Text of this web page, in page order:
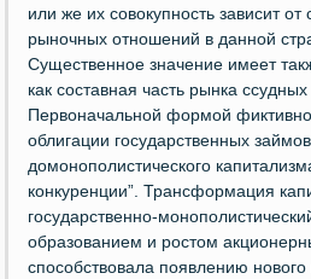
или же их совокупность зависит от
рыночных отношений в данной
Существенное значение имеет
как составная часть рынка
Первоначальной формой
облигации государственных
домонополистического
конкуренции”. Трансформация
государственно-
образованием и ростом
способствовала появлению